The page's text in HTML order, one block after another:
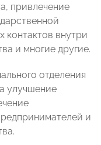
привлечение
контактов внутри
и многие другие.
отделения
улучшение
и